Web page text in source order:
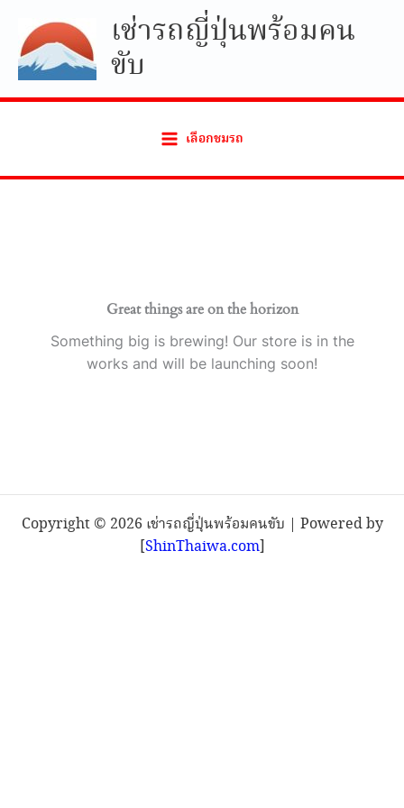
content
เช่ารถญี่ปุ่นพร้อมคน
ขับ
เลือกชมรถ
Great things are on the horizon
Something big is brewing! Our store is in the
works and will be launching soon!
Copyright © 2026 เช่ารถญี่ปุ่นพร้อมคนขับ | Powered by
[ShinThaiwa.com]